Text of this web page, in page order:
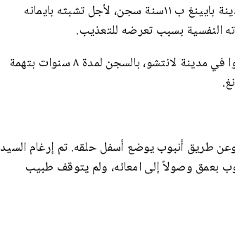
حُكم على السيد تشانغ جوبين، وهو موظف بسلك القضاء بنيابة مدينة بايينغ ب ١١سنة سجن، لأجل تشبثه بايمانه
سنة ٢۰٠٢ حكم على السيد وين شيكسو الذي يعمل لدى شركة لانهوا في مدينة لانتشو، بالسجن لمدة ٨ سنوات بتهمة
طريق أنبوب يوضع أسفل حلقه. تم إرغام السيد
بعمق وصولاً إلى امعائه، ولم يتوقف طبيب